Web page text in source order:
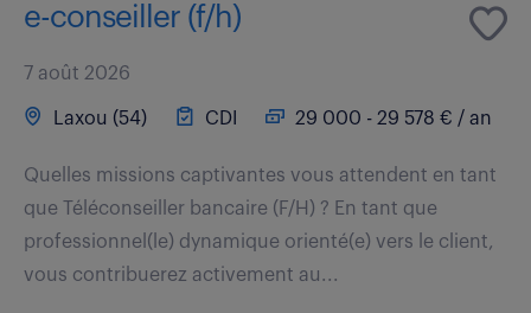
e-conseiller (f/h)
7 août 2026
Laxou (54) CDI 29 000 - 29 578 € / an
Quelles missions captivantes vous attendent en tant
que Téléconseiller bancaire (F/H) ? En tant que
professionnel(le) dynamique orienté(e) vers le client,
vous contribuerez activement au...